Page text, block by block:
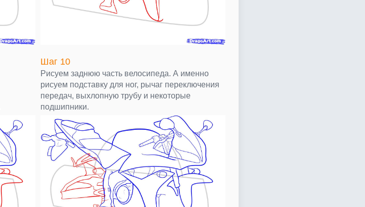
Шаг 10
Рисуем заднюю часть велосипеда. А именно
рисуем подставку для ног, рычаг переключения
передач, выхлопную трубу и некоторые
подшипники.